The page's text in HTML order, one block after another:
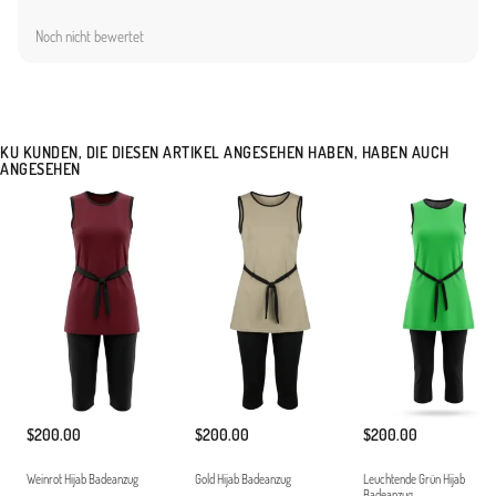
direnç oluşturmayan ergonomik yapı.Ürünümüz tunik, tayt ve özel bone olmak üzere
sayesinde çantanızda yer kaplamaz ve kolayca taşınabilir. Modern kadının ihtiyaç
duyduğu işlevsellik ve estetiği bir araya getiren bu koleksiyon parçasını, uygun
aksesuarlarla tamamlayarak stilinizi plajlara taşıyabilirsiniz. Düşük ısıda yıkanması ve
direkt güneş ışığına maruz bırakılmadan kurutulması önerilir.ankeninin Ölçüleri: Beden
38, Boy 177 cm, Göğüs 90 cm, Bel 70 cm, Basen 98 cm
Made in Türkiye
Noch nicht bewertet
KU KUNDEN, DIE DIESEN ARTIKEL ANGESEHEN HABEN, HABEN AUCH
ANGESEHEN
$200.00
Weinrot Hijab Badeanzug
$200.00
Gold Hijab Badeanzug
$200.00
Leuchtende Grün Hijab